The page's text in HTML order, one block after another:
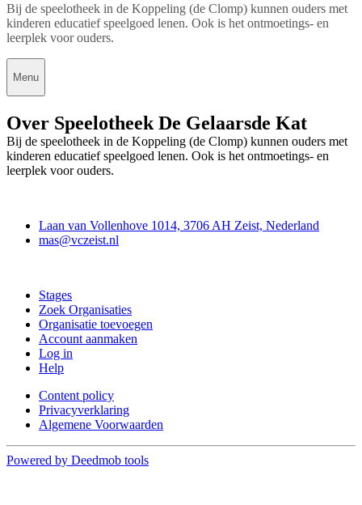
Bij de speelotheek in de Koppeling (de Clomp) kunnen ouders met
kinderen educatief speelgoed lenen. Ook is het ontmoetings- en
leerplek voor ouders.
Menu
Over Speelotheek De Gelaarsde Kat
Bij de speelotheek in de Koppeling (de Clomp) kunnen ouders met
kinderen educatief speelgoed lenen. Ook is het ontmoetings- en
leerplek voor ouders.
Laan van Vollenhove 1014, 3706 AH Zeist, Nederland
mas@vczeist.nl
Stages
Zoek Organisaties
Organisatie toevoegen
Account aanmaken
Log in
Help
Content policy
Privacyverklaring
Algemene Voorwaarden
Powered by Deedmob tools